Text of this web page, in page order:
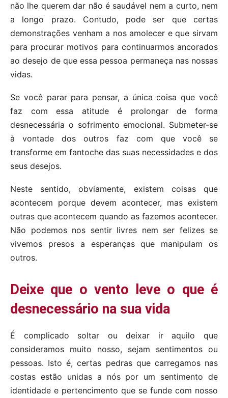
não lhe querem dar não é saudável nem a curto, nem
a longo prazo. Contudo, pode ser que certas
demonstrações venham a nos amolecer e que sirvam
para procurar motivos para continuarmos ancorados
ao desejo de que essa pessoa permaneça nas nossas
vidas.
Se você parar para pensar, a única coisa que você
faz com essa atitude é prolongar de forma
desnecessária o sofrimento emocional. Submeter-se
à vontade dos outros faz com que você se
transforme em fantoche das suas necessidades e dos
seus desejos.
Neste sentido, obviamente, existem coisas que
acontecem porque devem acontecer, mas existem
outras que acontecem quando as fazemos acontecer.
Não podemos nos sentir livres nem ser felizes se
vivemos presos a esperanças que manipulam os
outros.
Deixe que o vento leve o que é
desnecessário na sua vida
É complicado soltar ou deixar ir aquilo que
consideramos muito nosso, sejam sentimentos ou
pessoas. Isto é, certas pedras que carregamos nas
costas estão unidas a nós por um sentimento de
identidade e pertencimento que se funde com nosso